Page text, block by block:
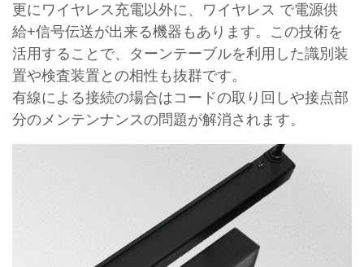
更にワイヤレス充電以外に、ワイヤレス で電源供
給+信号伝送が出来る機器もあります。この技術を
活用することで、ターンテーブルを利用した識別装
置や検査装置との相性も抜群です。
有線による接続の場合はコードの取り回しや接点部
分のメンテンナンスの問題が解消されます。